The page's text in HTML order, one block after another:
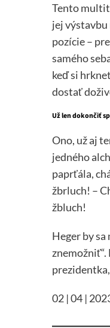
Tento
jej výstavbu
pozície –
samého
keď si
dostať
Už len dokončiť
Ono, už aj
jedného
paprťála,
žbrluch! –
žbluch!
Heger by
02 | 04 |